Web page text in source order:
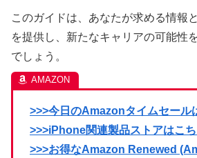
このガイドは、あなたが求める情報
を提供し、新たなキャリアの可能性
でしょう。
>>>今日のAmazonタイムセール
>>>iPhone関連製品ストアはこち
>>>お得なAmazon Renewed